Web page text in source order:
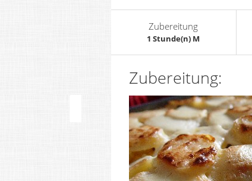
Zubereitung
1 Stunde(n) M
Zubereitung: